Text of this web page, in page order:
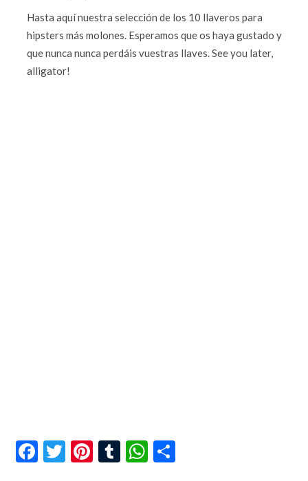
Hasta aquí nuestra selección de los 10 llaveros para
hipsters más molones. Esperamos que os haya gustado y
que nunca nunca perdáis vuestras llaves. See you later,
alligator!
Facebook
Twitter
Pinterest
TumblrWhatsApp